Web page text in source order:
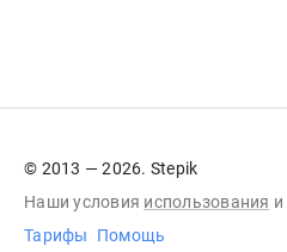
© 2013 — 2026. Stepik
Наши условия использования и
Тарифы
Помощь